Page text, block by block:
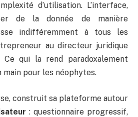
d’utilisation. L’interface,
de la donnée de manière
indifféremment à tous les
au directeur juridique
qui la rend paradoxalement
pour les néophytes.
construit sa plateforme autour
: questionnaire progressif,